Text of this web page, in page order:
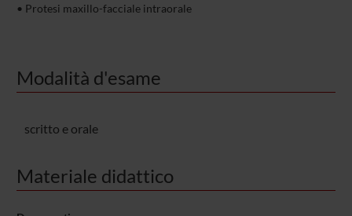
• Protesi maxillo-facciale intraorale
Modalità d'esame
scritto e orale
Materiale didattico